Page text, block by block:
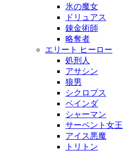
氷の魔女
ドリュアス
錬金術師
略奪者
エリート ヒーロー
処刑人
アサシン
狼男
シクロプス
ペインダ
シャーマン
サーペント女王
アイス悪魔
トリトン